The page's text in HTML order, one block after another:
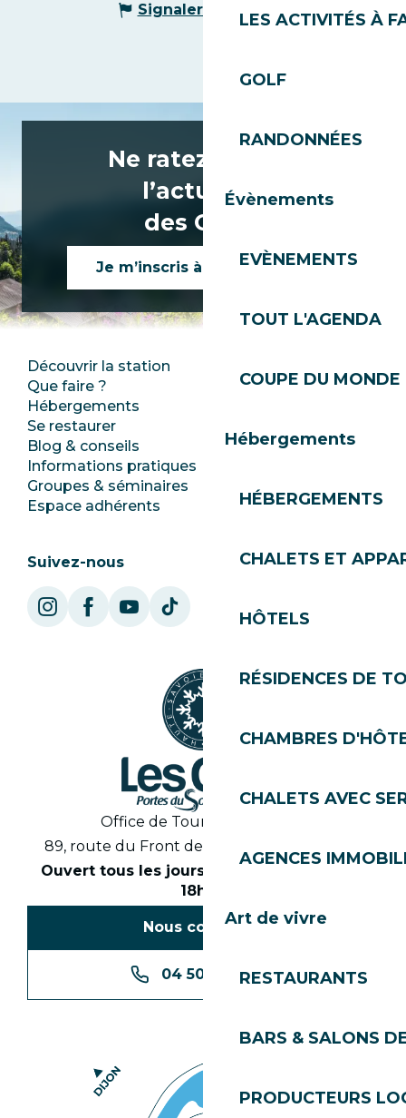
LES ACTIVITÉS À
GOLF
RANDONNÉES
Évènements
EVÈNEMENTS
TOUT L'AGENDA
COUPE DU
Hébergements
HÉBERGEMENTS
CHALETS ET
HÔTELS
RÉSIDENCES DE
CHAMBRES
CHALETS AVEC
AGENCES
Art de vivre
RESTAURANTS
BARS & SALONS
PRODUCTEURS
Signaler une erreur
Ne ratez rien de
l’actualité
des Gets !
Je m’inscris à la newsletter
Découvrir la station
Que faire ?
Hébergements
Se restaurer
Blog & conseils
Informations pratiques
Groupes & séminaires
Espace adhérents
Club Les Gets
Ecotourisme
SoleGets
Les Gets Tourisme
Suivez-nous
Office de Tourisme des Gets
89, route du Front de Neige 74260 Les Gets
Ouvert tous les jours en saison de 8h30 à
18h30
Nous contacter
04 50 74 74 74